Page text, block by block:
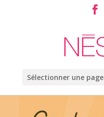
Sélectionner une page